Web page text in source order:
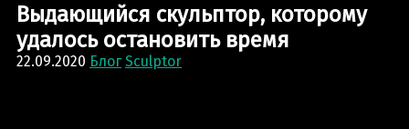
Выдающийся скульптор, которому
удалось остановить время
22.09.2020 Блог Sculptor